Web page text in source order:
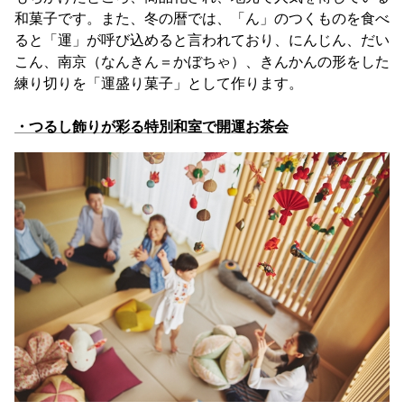
和菓子です。また、冬の暦では、「ん」のつくものを食べ
ると「運」が呼び込めると言われており、にんじん、だい
こん、南京（なんきん＝かぼちゃ）、きんかんの形をした
練り切りを「運盛り菓子」として作ります。
・つるし飾りが彩る特別和室で開運お茶会